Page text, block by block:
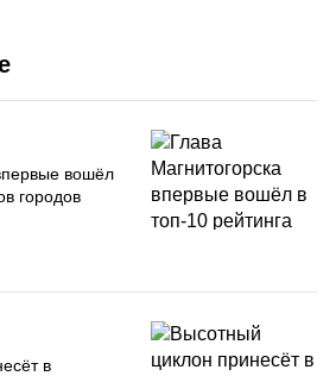
вошёл
городов
в